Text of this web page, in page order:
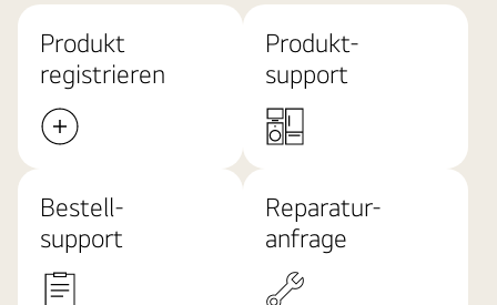
Produkt
registrieren
Produkt-
support
Bestell-
support
Reparatur-
anfrage